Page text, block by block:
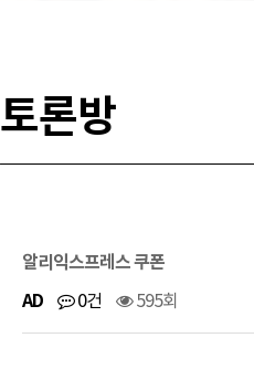
토론방
알리익스프레스 쿠폰
AD
0건 595회